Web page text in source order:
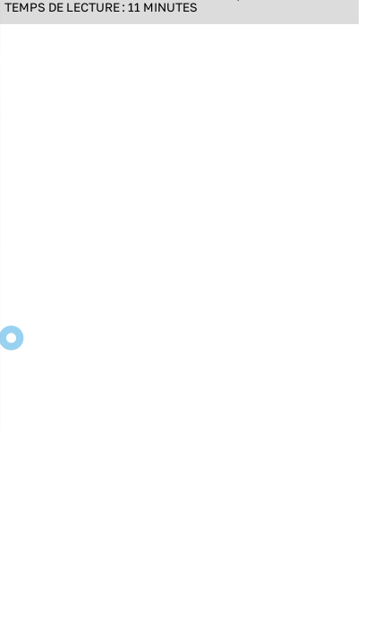
TEMPS DE LECTURE : 11 MINUTES